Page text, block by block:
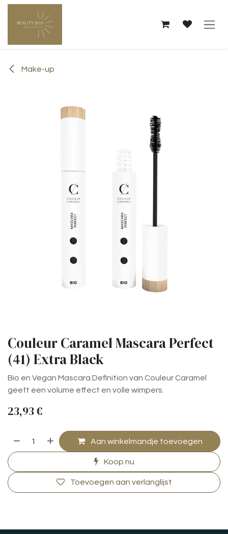
Overslaan naar inhoud
Make-up
Couleur Caramel Mascara Perfect
(41) Extra Black
Bio en Vegan Mascara Definition van Couleur Caramel
geeft een volume effect en volle wimpers.
23,93€
Aan winkelmandje toevoegen
Koop nu
Toevoegen aan verlanglijst